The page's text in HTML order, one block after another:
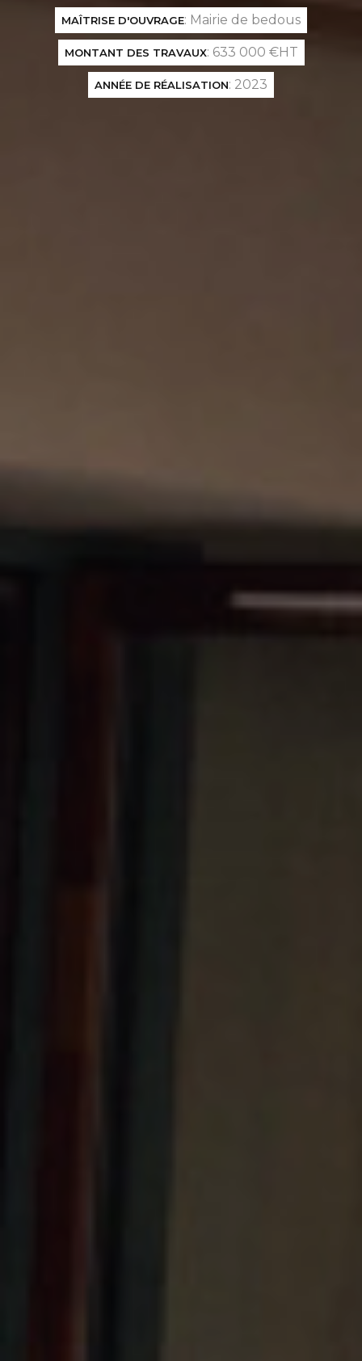
MAÎTRISE D'OUVRAGE: Mairie de bedous
MONTANT DES TRAVAUX: 633 000 €HT
ANNÉE DE RÉALISATION: 2023